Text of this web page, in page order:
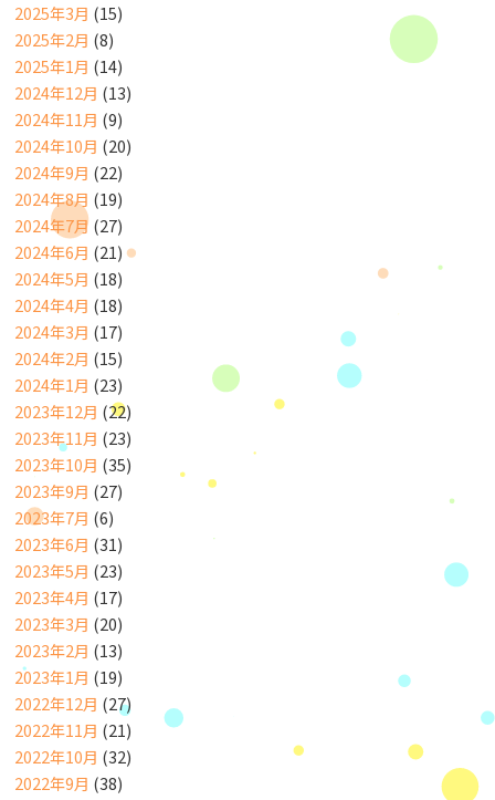
2025年3月 (15)
2025年2月 (8)
2025年1月 (14)
2024年12月 (13)
2024年11月 (9)
2024年10月 (20)
2024年9月 (22)
2024年8月 (19)
2024年7月 (27)
2024年6月 (21)
2024年5月 (18)
2024年4月 (18)
2024年3月 (17)
2024年2月 (15)
2024年1月 (23)
2023年12月 (22)
2023年11月 (23)
2023年10月 (35)
2023年9月 (27)
2023年7月 (6)
2023年6月 (31)
2023年5月 (23)
2023年4月 (17)
2023年3月 (20)
2023年2月 (13)
2023年1月 (19)
2022年12月 (27)
2022年11月 (21)
2022年10月 (32)
2022年9月 (38)